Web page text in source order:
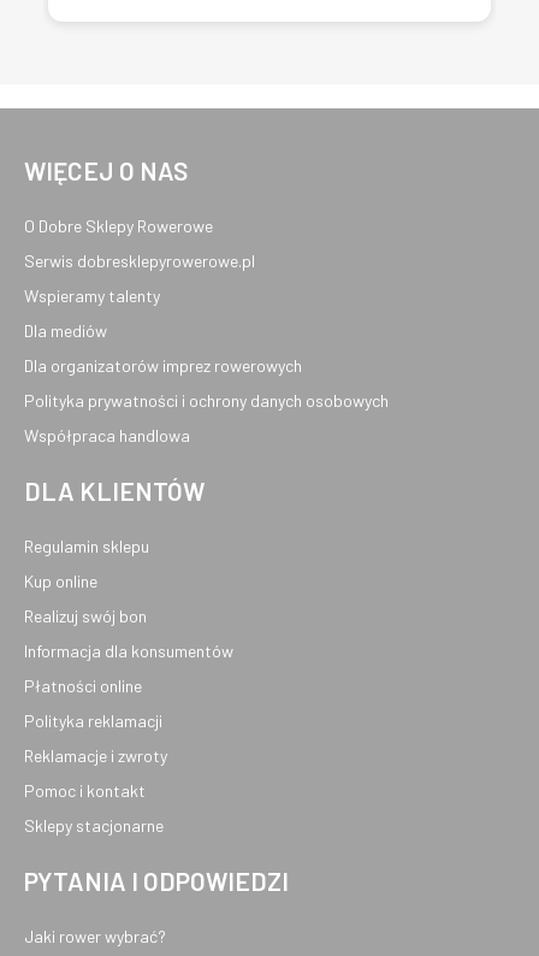
WIĘCEJ O NAS
O Dobre Sklepy Rowerowe
Serwis dobresklepyrowerowe.pl
Wspieramy talenty
Dla mediów
Dla organizatorów imprez rowerowych
Polityka prywatności i ochrony danych osobowych
Współpraca handlowa
DLA KLIENTÓW
Regulamin sklepu
Kup online
Realizuj swój bon
Informacja dla konsumentów
Płatności online
Polityka reklamacji
Reklamacje i zwroty
Pomoc i kontakt
Sklepy stacjonarne
PYTANIA I ODPOWIEDZI
Jaki rower wybrać?